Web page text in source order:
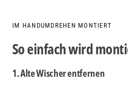
IM HANDUMDREHEN MONTIERT
So einfach wird
1. Alte Wischer entfernen